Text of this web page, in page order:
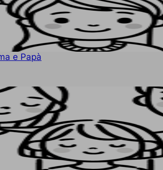
e Papà